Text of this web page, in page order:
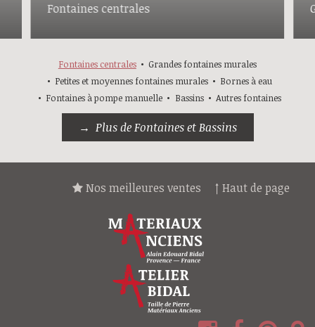
Fontaines centrales
Fontaines centrales
Grandes fontaines murales
Petites et moyennes fontaines murales
Bornes à eau
Fontaines à pompe manuelle
Bassins Autres fontaines
Plus de Fontaines et Bassins
↑ Haut de page
Nos meilleures ventes